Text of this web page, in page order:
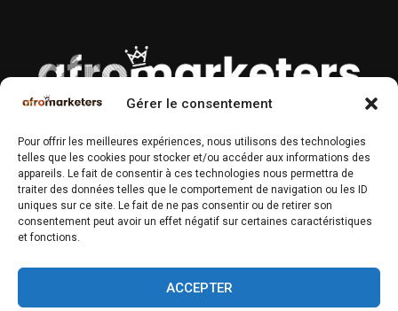
Gérer le consentement
Pour offrir les meilleures expériences, nous utilisons des technologies
telles que les cookies pour stocker et/ou accéder aux informations des
appareils. Le fait de consentir à ces technologies nous permettra de
traiter des données telles que le comportement de navigation ou les ID
uniques sur ce site. Le fait de ne pas consentir ou de retirer son
consentement peut avoir un effet négatif sur certaines caractéristiques
et fonctions.
ACCEPTER
À PROPOS
Magazine n°1 des Professionnels du Marketing & Communication
en Afrique.
Contactez-nous :contact@afromarketers.com
SUIVEZ-NOUS